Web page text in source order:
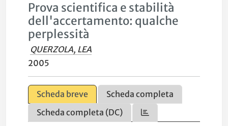
Prova scientifica e stabilità
dell'accertamento: qualche
perplessità
QUERZOLA, LEA
2005
Scheda breve
Scheda completa
Scheda completa (DC)